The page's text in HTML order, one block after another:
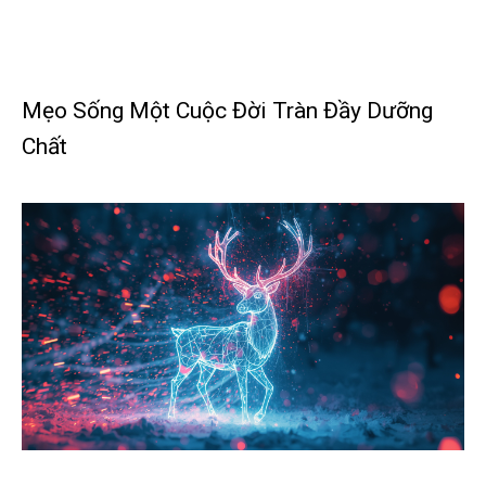
Mẹo Sống Một Cuộc Đời Tràn Đầy Dưỡng
Chất